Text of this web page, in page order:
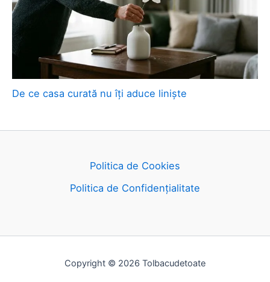
De ce casa curată nu îți aduce liniște
Politica de Cookies
Politica de Confidențialitate
Copyright © 2026 Tolbacudetoate